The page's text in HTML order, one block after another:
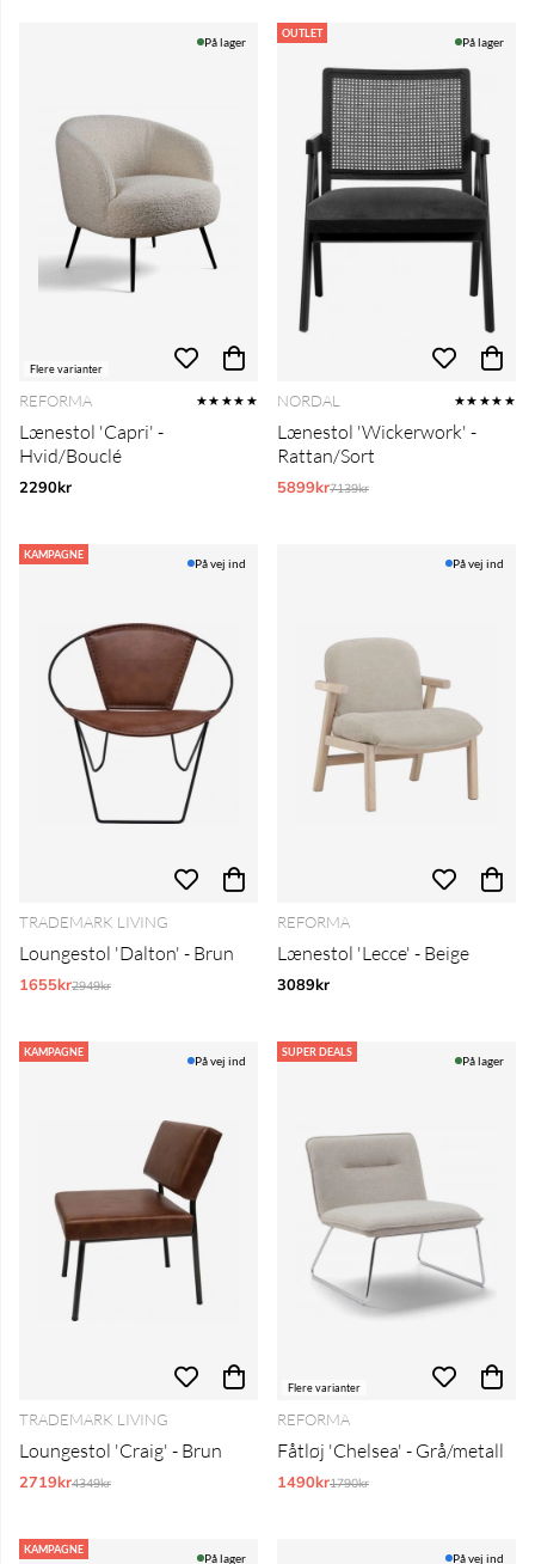
Flere varianter
På lager
REFORMA ★★★★★
Lænestol 'Capri' -
Hvid/Bouclé
2290kr
OUTLET
På lager
NORDAL ★★★★★
Lænestol 'Wickerwork' -
Rattan/Sort
5899krNormalpris:
7139kr
KAMPAGNE
På vej ind
TRADEMARK LIVING
Loungestol 'Dalton' - Brun
1655krNormalpris:
2949kr
På vej ind
REFORMA
Lænestol 'Lecce' - Beige
3089kr
KAMPAGNE
På vej ind
TRADEMARK LIVING
Loungestol 'Craig' - Brun
2719krNormalpris:
4349kr
SUPER DEALS
Flere varianter
På lager
REFORMA
Fåtløj 'Chelsea' - Grå/metall
1490krNormalpris:
1790kr
KAMPAGNE
På lager På vej ind